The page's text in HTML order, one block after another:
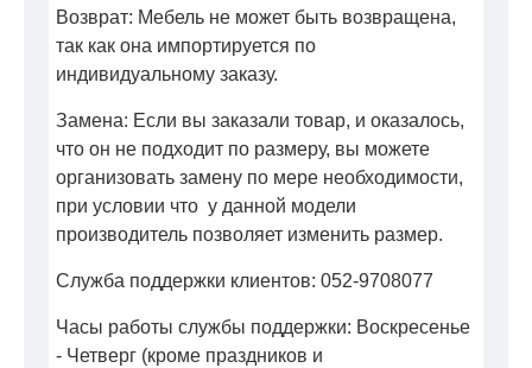
Возврат: Мебель не может быть возвращена,
так как она импортируется по
индивидуальному заказу.
Замена: Если вы заказали товар, и оказалось,
что он не подходит по размеру, вы можете
организовать замену по мере необходимости,
при условии что у данной модели
производитель позволяет изменить размер.
Служба поддержки клиентов: 052-9708077
Часы работы службы поддержки: Воскресенье
- Четверг (кроме праздников и